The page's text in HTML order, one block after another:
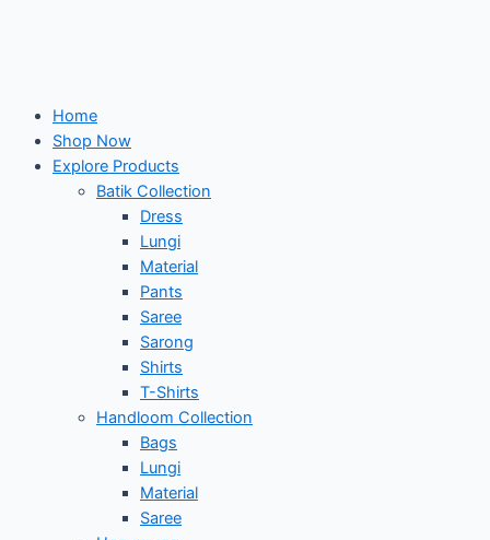
Home
Shop Now
Explore Products
Batik Collection
Dress
Lungi
Material
Pants
Saree
Sarong
Shirts
T-Shirts
Handloom Collection
Bags
Lungi
Material
Saree